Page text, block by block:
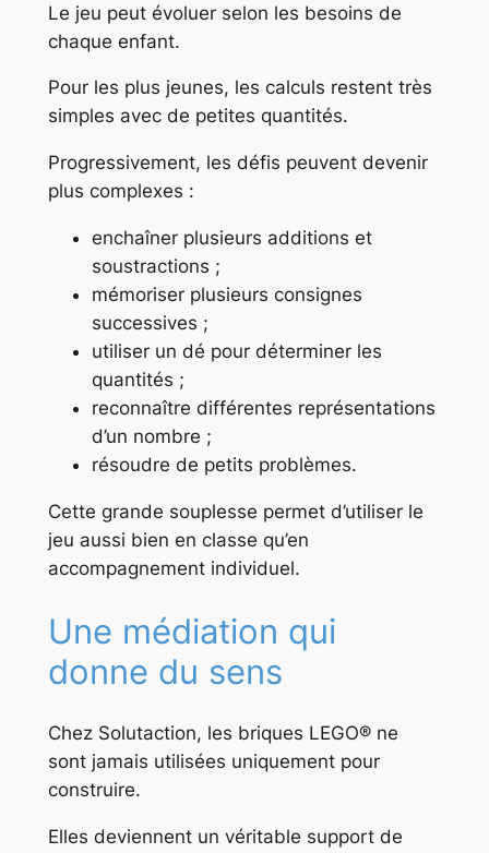
Le jeu peut évoluer selon les besoins de
chaque enfant.
Pour les plus jeunes, les calculs restent très
simples avec de petites quantités.
Progressivement, les défis peuvent devenir
plus complexes :
enchaîner plusieurs additions et
soustractions ;
mémoriser plusieurs consignes
successives ;
utiliser un dé pour déterminer les
quantités ;
reconnaître différentes représentations
d’un nombre ;
résoudre de petits problèmes.
Cette grande souplesse permet d’utiliser le
jeu aussi bien en classe qu’en
accompagnement individuel.
Une médiation qui
donne du sens
Chez Solutaction, les briques LEGO® ne
sont jamais utilisées uniquement pour
construire.
Elles deviennent un véritable support de